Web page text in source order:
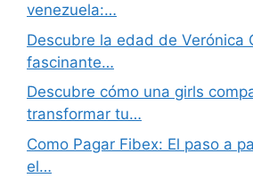
venezuela:…
Descubre la edad de Verónica
fascinante…
Descubre cómo una girls
transformar tu…
Como Pagar Fibex: El paso a
el…